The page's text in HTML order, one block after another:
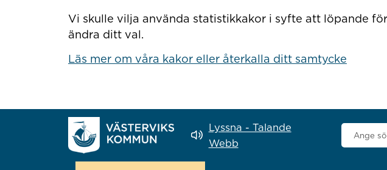
Vi skulle vilja använda statistikkakor i syfte att löpande
ändra ditt val.
Läs mer om våra kakor eller återkalla ditt samtycke
Lyssna - Talande
Webb
Sök
här